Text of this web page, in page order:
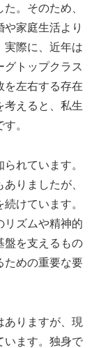
。そのため、
家庭生活より
実際に、近年は
グトップクラス
を左右する存在
考えると、私生
。
れています。
りましたが、
けています。
リズムや精神的
盤を支えるもの
ための重要な要
ありますが、現
います。独身で